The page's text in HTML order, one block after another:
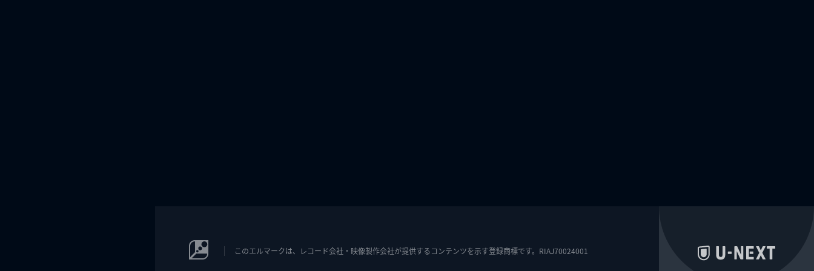
このエルマークは、レコード会社・映像製作会社が提供するコンテンツを示す登録商標です。RIAJ70024001